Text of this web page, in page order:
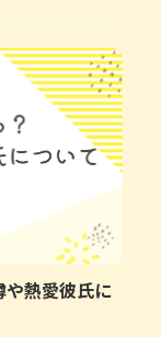
熱愛彼氏に